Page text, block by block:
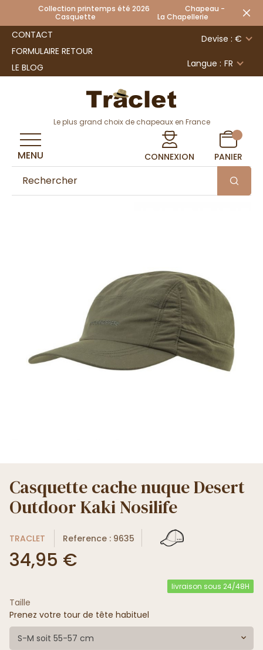
Collection printemps été 2026 Chapeau -
Casquette La Chapellerie
CONTACT
FORMULAIRE RETOUR
LE BLOG
Devise : €
Langue : FR
Le plus grand choix de chapeaux en France
CONNEXION PANIER
MENU
Casquette cache nuque Desert
Outdoor Kaki Nosilife
TRACLET Reference : 9635
34,95 €
livraison sous 24/48H
Taille
Prenez votre tour de tête habituel
S-M soit 55-57 cm